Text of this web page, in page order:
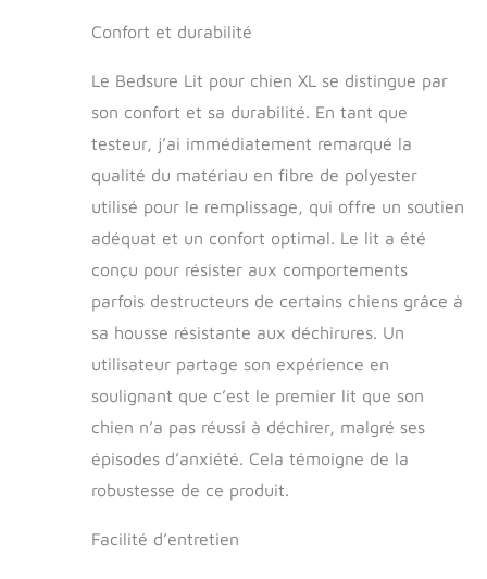
de compagnie
pesant jusqu'à
36,3 kg, 104,1
répartit
poids tout en
favorisant un
sommeil profond et
réparateur. Après
avoir reçu le lit pour
chien et déballé,
heures pour un
rebond complet
avant utilisation
tissu polaire doux et
confortable garde
votre animal de
compagnie
confortable, tandis
que le design du lit
Confort et durabilité
Le Bedsure Lit pour chien XL se distingue par
son confort et sa durabilité. En tant que
testeur, j’ai immédiatement remarqué la
qualité du matériau en fibre de polyester
utilisé pour le remplissage, qui offre un soutien
adéquat et un confort optimal. Le lit a été
conçu pour résister aux comportements
parfois destructeurs de certains chiens grâce à
sa housse résistante aux déchirures. Un
utilisateur partage son expérience en
soulignant que c’est le premier lit que son
chien n’a pas réussi à déchirer, malgré ses
épisodes d’anxiété. Cela témoigne de la
robustesse de ce produit.
Facilité d’entretien